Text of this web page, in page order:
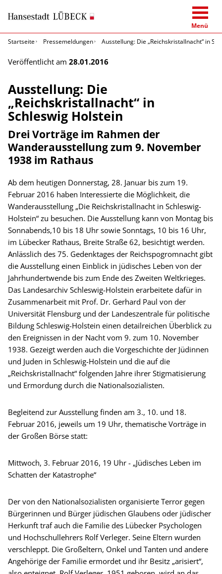
Menü
Startseite
Pressemeldungen Ausstellung: Die „Reichskristallnacht“ in
Veröffentlicht am 28.01.2016
Ausstellung: Die
„Reichskristallnacht“ in
Schleswig Holstein
Drei Vorträge im Rahmen der
Wanderausstellung zum 9. November
1938 im Rathaus
Ab dem heutigen Donnerstag, 28. Januar bis zum 19.
Februar 2016 haben Interessierte die Möglichkeit, die
Wanderausstellung „Die Reichskristallnacht in Schleswig-
Holstein“ zu besuchen. Die Ausstellung kann von Montag bis
Sonnabends,10 bis 18 Uhr sowie Sonntags, 10 bis 16 Uhr,
im Lübecker Rathaus, Breite Straße 62, besichtigt werden.
Anlässlich des 75. Gedenktages der Reichspogromnacht gibt
die Ausstellung einen Einblick in jüdisches Leben von der
Jahrhundertwende bis zum Ende des Zweiten Weltkrieges.
Das Landesarchiv Schleswig-Holstein erarbeitete dafür in
Zusammenarbeit mit Prof. Dr. Gerhard Paul von der
Universität Flensburg und der Landeszentrale für politische
Bildung Schleswig-Holstein einen detailreichen Überblick zu
den Ereignissen in der Nacht vom 9. zum 10. November
1938. Gezeigt werden auch die Vorgeschichte der Jüdinnen
und Juden in Schleswig-Holstein und die auf die
„Reichskristallnacht“ folgenden Jahre ihrer Stigmatisierung
und Ermordung durch die Nationalsozialisten.
Begleitend zur Ausstellung finden am 3., 10. und 18.
Februar 2016, jeweils um 19 Uhr, thematische Vorträge in
der Großen Börse statt:
Mittwoch, 3. Februar 2016, 19 Uhr - „Jüdisches Leben im
Schatten der Katastrophe“
Der von den Nationalsozialisten organisierte Terror gegen
Bürgerinnen und Bürger jüdischen Glaubens oder jüdischer
Herkunft traf auch die Familie des Lübecker Psychologen
und Hochschullehrers Rolf Verleger. Seine Eltern wurden
verschleppt. Die Großeltern, Onkel und Tanten und andere
Angehörige der Familie ermordet und ihr Besitz „arisiert“,